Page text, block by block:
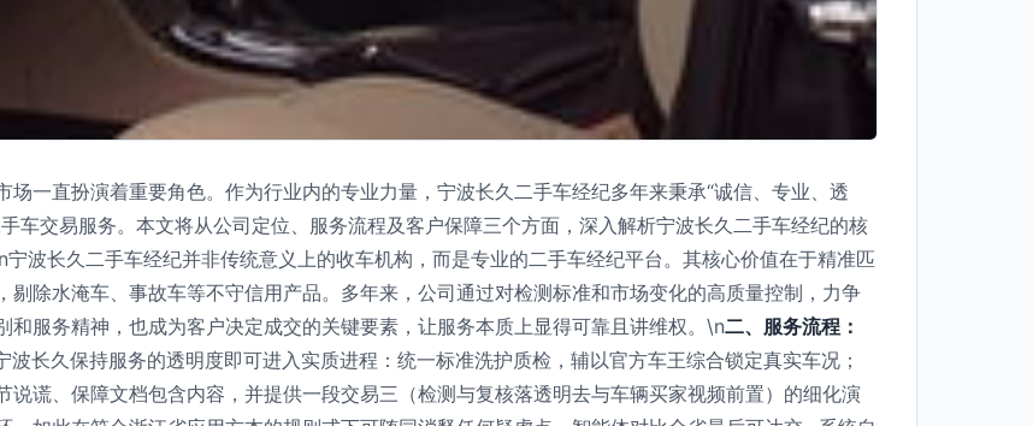
一直扮演着重要角色。作为行业内的专业力量，宁波长久二手车经纪多年来秉承“诚信、专业、透
车交易服务。本文将从公司定位、服务流程及客户保障三个方面，深入解析宁波长久二手车经纪的核
宁波长久二手车经纪并非传统意义上的收车机构，而是专业的二手车经纪平台。其核心价值在于精准匹
除水淹车、事故车等不守信用产品。多年来，公司通过对检测标准和市场变化的高质量控制，力争
服务精神，也成为客户决定成交的关键要素，让服务本质上显得可靠且讲维权。\n二、服务流程：
长久保持服务的透明度即可进入实质进程：统一标准洗护质检，辅以官方车王综合锁定真实车况；
谎、保障文档包含内容，并提供一段交易三（检测与复核落透明去与车辆买家视频前置）的细化演